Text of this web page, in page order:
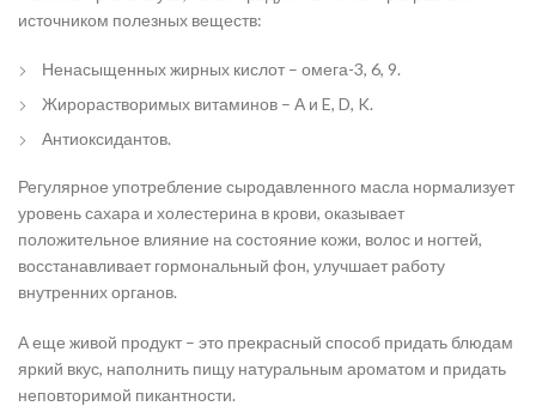
источником полезных веществ:
Ненасыщенных жирных кислот – омега-3, 6, 9.
Жирорастворимых витаминов – А и E, D, K.
Антиоксидантов.
Регулярное употребление сыродавленного масла нормализует
уровень сахара и холестерина в крови, оказывает
положительное влияние на состояние кожи, волос и ногтей,
восстанавливает гормональный фон, улучшает работу
внутренних органов.
А еще живой продукт – это прекрасный способ придать блюдам
яркий вкус, наполнить пищу натуральным ароматом и придать
неповторимой пикантности.